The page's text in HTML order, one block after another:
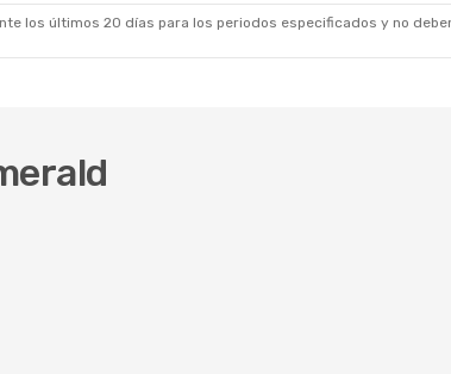
los últimos 20 días para los periodos especificados y no